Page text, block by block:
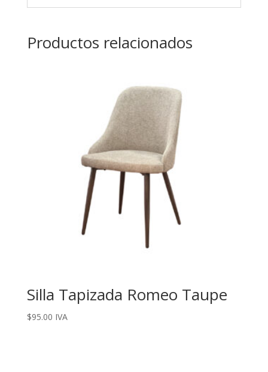
Productos relacionados
Silla Tapizada Romeo Taupe
$95.00 IVA